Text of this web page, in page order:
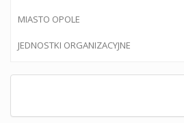
MIASTO OPOLE
JEDNOSTKI ORGANIZACYJNE